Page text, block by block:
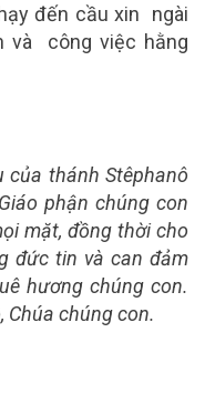
đến cầu xin ngài
và công việc hằng
của thánh Stêphanô
phận chúng con
mặt, đồng thời cho
đức tin và can đảm
hương chúng con.
Chúa chúng con.